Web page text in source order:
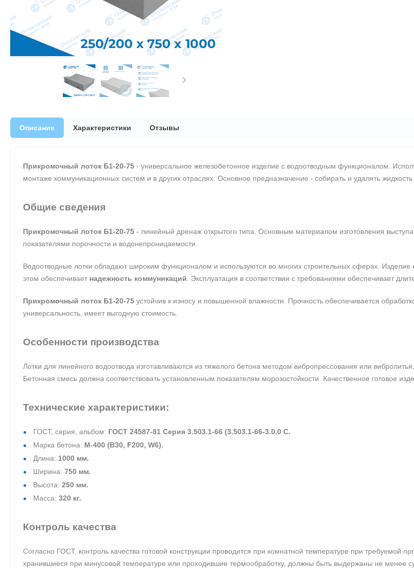
Описание Характеристики Отзывы
Прикромочный лоток Б1-20-75 - универсальное железобетонное изделие с водоотводным функционалом.
монтаже коммуникационных систем и в других отраслях. Основное предназначение - собирать и удалять жидкость
Общие сведения
Прикромочный лоток Б1-20-75 - линейный дренаж открытого типа. Основным материалом изготовления
показателями порочности и водонепроницаемости.
Водоотводные лотки обладают широким функционалом и используются во многих строительных сферах.
этом обеспечивает надежность коммуникаций . Эксплуатация в соответствии с требованиями обеспечивает
Прикромочный лоток Б1-20-75 устойчив к износу и повышенной влажности. Прочность обеспечивается
универсальность, имеет выгодную стоимость.
Особенности производства
Лотки для линейного водоотвода изготавливаются из тяжелого бетона методом вибропрессования или
Бетонная смесь должна соответствовать установленным показателям морозостойкости. Качественное готовое
Технические характеристики:
ГОСТ, серия, альбом: ГОСТ 24587-81 Серия 3.503.1-66 (3.503.1-66-3.0.0 С.
Марка бетона: М-400 (В30, F200, W6).
Длина: 1000 мм.
Ширина: 750 мм.
Высота: 250 мм.
Масса: 320 кг.
Контроль качества
Согласно ГОСТ, контроль качества готовой конструкции проводится при комнатной температуре при требуемой
хранившиеся при минусовой температуре или проходившие термообработку, должны быть выдержаны не менее